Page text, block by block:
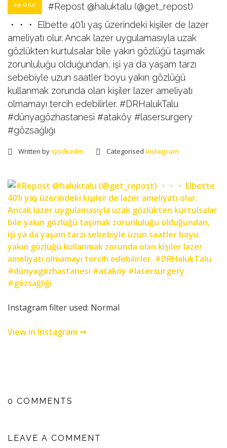
29 OCA
#Repost @haluktalu (@get_repost)
・・・ Elbette 40’lı yaş üzerindeki kişiler de lazer
ameliyatı olur. Ancak lazer uygulamasıyla uzak
gözlükten kurtulsalar bile yakın gözlüğü taşımak
zorunluluğu olduğundan, işi ya da yaşam tarzı
sebebiyle uzun saatler boyu yakın gözlüğü
kullanmak zorunda olan kişiler lazer ameliyatı
olmamayı tercih edebilirler. #DRHalukTalu
#dünyagözhastanesi #ataköy #lasersurgery
#gözsağlığı
Written bysysdkadm Categorised Instagram
Instagram filter used: Normal
View in Instagram ⇒
0 COMMENTS
LEAVE A COMMENT